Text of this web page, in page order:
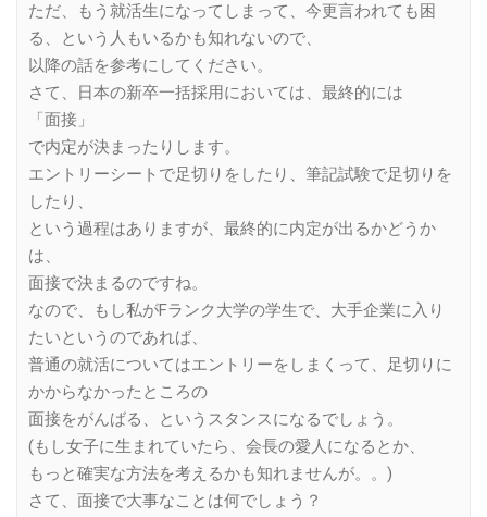
ただ、もう就活生になってしまって、今更言われても困
る、という人もいるかも知れないので、
以降の話を参考にしてください。
さて、日本の新卒一括採用においては、最終的には
「面接」
で内定が決まったりします。
エントリーシートで足切りをしたり、筆記試験で足切りを
したり、
という過程はありますが、最終的に内定が出るかどうか
は、
面接で決まるのですね。
なので、もし私がFランク大学の学生で、大手企業に入り
たいというのであれば、
普通の就活についてはエントリーをしまくって、足切りに
かからなかったところの
面接をがんばる、というスタンスになるでしょう。
(もし女子に生まれていたら、会長の愛人になるとか、
もっと確実な方法を考えるかも知れませんが。。)
さて、面接で大事なことは何でしょう？